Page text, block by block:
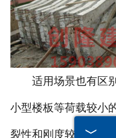
适用场景也有区别
小型楼板等荷载较小
裂性和刚度较好，更